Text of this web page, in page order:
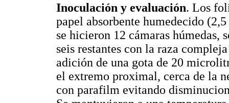
Inoculación y evaluación. Los
papel absorbente humedecido
se hicieron 12 cámaras húmedas,
seis restantes con la raza
adición de una gota de 20
el extremo proximal, cerca de la
con parafilm evitando